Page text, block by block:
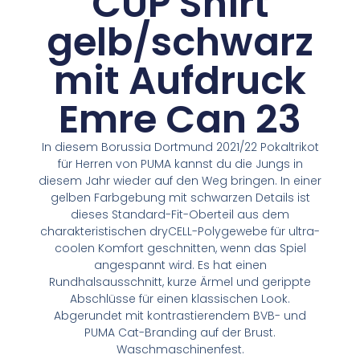
gelb/schwarz
mit Aufdruck
Emre Can 23
In diesem Borussia Dortmund 2021/22 Pokaltrikot
für Herren von PUMA kannst du die Jungs in
diesem Jahr wieder auf den Weg bringen. In einer
gelben Farbgebung mit schwarzen Details ist
dieses Standard-Fit-Oberteil aus dem
charakteristischen dryCELL-Polygewebe für ultra-
coolen Komfort geschnitten, wenn das Spiel
angespannt wird. Es hat einen
Rundhalsausschnitt, kurze Ärmel und gerippte
Abschlüsse für einen klassischen Look.
Abgerundet mit kontrastierendem BVB- und
PUMA Cat-Branding auf der Brust.
Waschmaschinenfest.